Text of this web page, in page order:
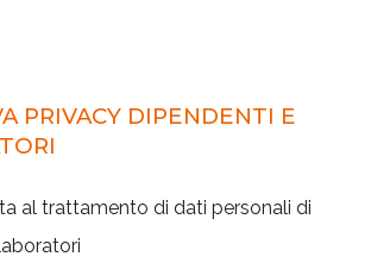
PRIVACY DIPENDENTI E
al trattamento di dati personali di